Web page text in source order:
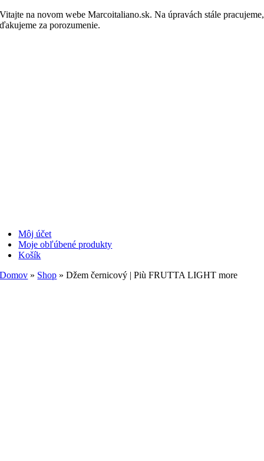
Skip
to
Vitajte na novom webe Marcoitaliano.sk. Na úpravách stále pracujeme,
ďakujeme za porozumenie.
Môj účet
Moje obľúbené produkty
Košík
Domov » Shop »Džem černicový | Più FRUTTA LIGHT more